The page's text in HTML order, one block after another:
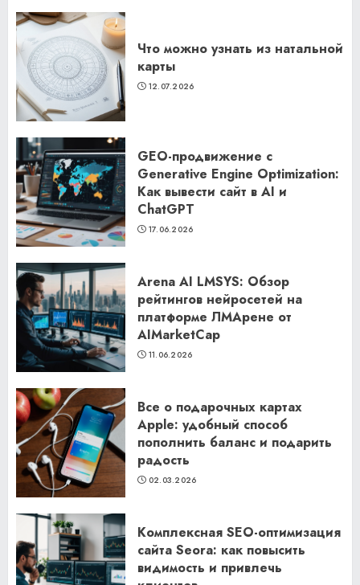
Что можно узнать из натальной
карты
12.07.2026
GEO-продвижение с
Generative Engine Optimization:
Как вывести сайт в AI и
ChatGPT
17.06.2026
Arena AI LMSYS: Обзор
рейтингов нейросетей на
платформе ЛМАрене от
AIMarketCap
11.06.2026
Все о подарочных картах
Apple: удобный способ
пополнить баланс и подарить
радость
02.03.2026
Комплексная SEO-оптимизация
сайта Seora: как повысить
видимость и привлечь